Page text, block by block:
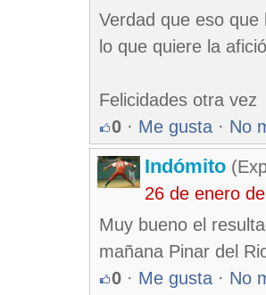
Verdad que eso
lo que quiere la
Felicidades otra vez
0 · Me gusta · No
Indómito
26 de enero
Muy bueno el
mañana Pinar del
0 · Me gusta · No